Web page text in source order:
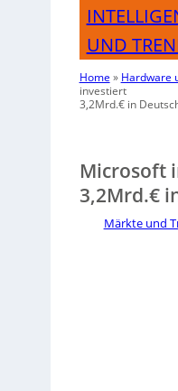
UND
Home » Hardware
investiert
3,2Mrd.€ in
Microsoft
3,2Mrd.€
Märkte und